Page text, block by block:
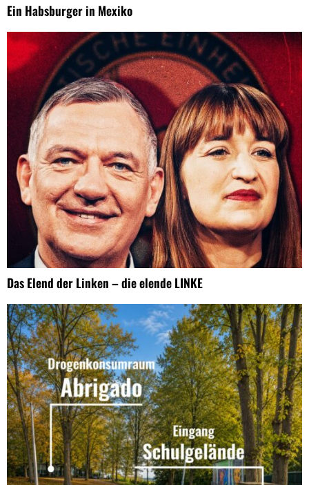
Ein Habsburger in Mexiko
Das Elend der Linken – die elende LINKE